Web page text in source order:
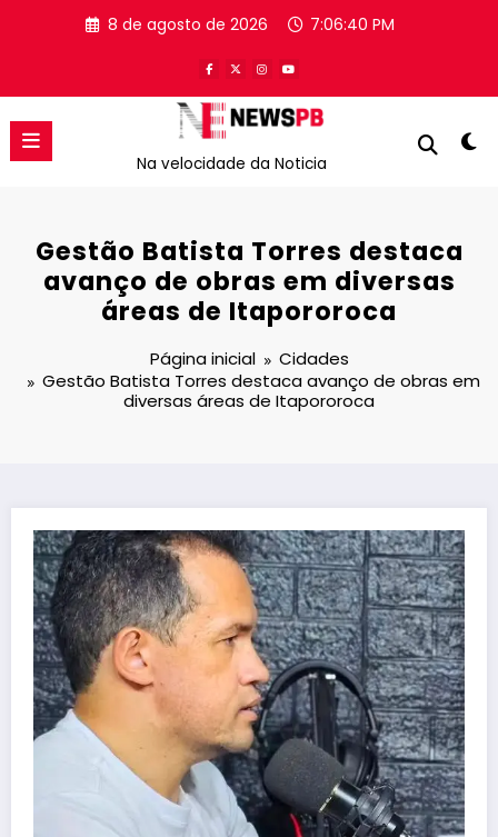
8 de agosto de 2026 7:06:40 PM
Na velocidade da Noticia
Gestão Batista Torres destaca
avanço de obras em diversas
áreas de Itapororoca
Página inicial
Cidades
Gestão Batista Torres destaca avanço de obras em
diversas áreas de Itapororoca